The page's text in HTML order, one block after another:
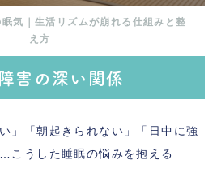
気｜生活リズムが崩れる仕組みと整
え方
害の深い関係
」「朝起きられない」「日中に強
うした睡眠の悩みを抱える